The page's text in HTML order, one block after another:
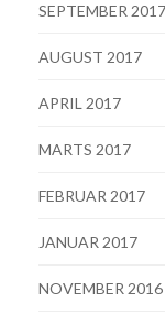
SEPTEMBER 2017
AUGUST 2017
APRIL 2017
MARTS 2017
FEBRUAR 2017
JANUAR 2017
NOVEMBER 2016